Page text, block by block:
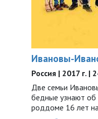
Ивановы-
Россия | 2017 г. |
Две семьи
бедные узнают
роддоме 16 лет